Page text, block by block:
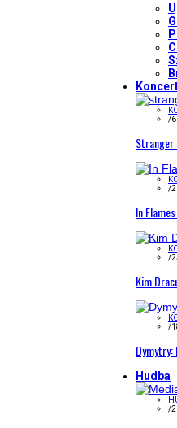
/
Stranger
/
In
/
Kim
/
Dymytry:
Hudba
/